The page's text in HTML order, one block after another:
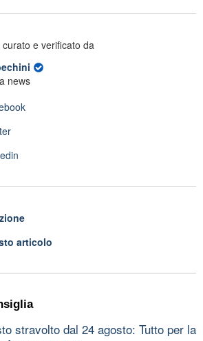
e verificato da
news
articolo
stravolto dal 24 agosto: Tutto per la